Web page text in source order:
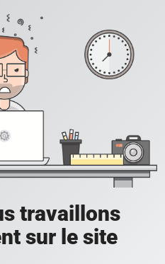
travaillons
sur le site